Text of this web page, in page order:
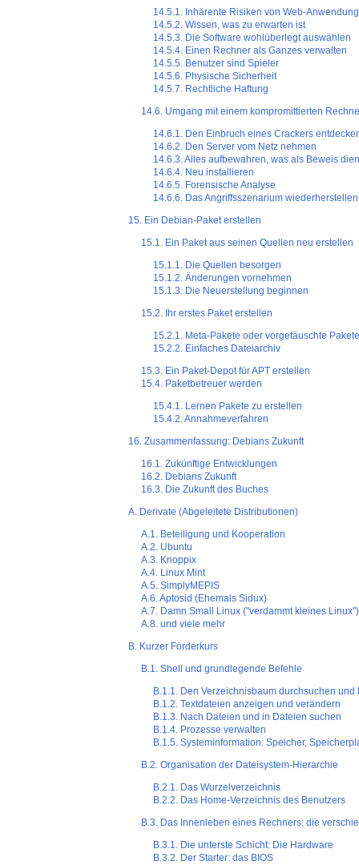
14.5.1. Inhärente Risiken von Web-
14.5.2. Wissen, was zu erwarten ist
14.5.3. Die Software wohlüberlegt auswählen
14.5.4. Einen Rechner als Ganzes verwalten
14.5.5. Benutzer sind Spieler
14.5.6. Physische Sicherheit
14.5.7. Rechtliche Haftung
14.6. Umgang mit einem kompromittierten
14.6.1. Den Einbruch eines Crackers
14.6.2. Den Server vom Netz nehmen
14.6.3. Alles aufbewahren, was als Beweis
14.6.4. Neu installieren
14.6.5. Forensische Analyse
14.6.6. Das Angriffsszenarium wiederherstellen
15. Ein Debian-Paket erstellen
15.1. Ein Paket aus seinen Quellen neu erstellen
15.1.1. Die Quellen besorgen
15.1.2. Änderungen vornehmen
15.1.3. Die Neuerstellung beginnen
15.2. Ihr erstes Paket erstellen
15.2.1. Meta-Pakete oder vorgetäuschte
15.2.2. Einfaches Dateiarchiv
15.3. Ein Paket-Depot für APT erstellen
15.4. Paketbetreuer werden
15.4.1. Lernen Pakete zu erstellen
15.4.2. Annahmeverfahren
16. Zusammenfassung: Debians Zukunft
16.1. Zukünftige Entwicklungen
16.2. Debians Zukunft
16.3. Die Zukunft des Buches
A. Derivate (Abgeleitete Distributionen)
A.1. Beteiligung und Kooperation
A.2. Ubuntu
A.3. Knoppix
A.4. Linux Mint
A.5. SimplyMEPIS
A.6. Aptosid (Ehemals Sidux)
A.7. Damn Small Linux ("verdammt kleines Linux")
A.8. und viele mehr
B. Kurzer Förderkurs
B.1. Shell und grundlegende Befehle
B.1.1. Den Verzeichnisbaum durchsuchen
B.1.2. Textdateien anzeigen und verändern
B.1.3. Nach Dateien und in Dateien suchen
B.1.4. Prozesse verwalten
B.1.5. Systeminformation: Speicher,
B.2. Organisation der Dateisystem-Hierarchie
B.2.1. Das Wurzelverzeichnis
B.2.2. Das Home-Verzeichnis des Benutzers
B.3. Das Innenleben eines Rechners: die
B.3.1. Die unterste Schicht: Die Hardware
B.3.2. Der Starter: das BIOS